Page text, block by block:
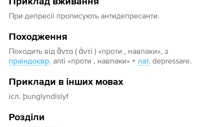
При депресії прописують антидепресанти.
Походження
Походить від ἄντα ( ἀντί ) «проти , навпаки», з
праіндоєвр. anti «проти , навпаки» + лат. depressare.
Приклади в інших мовах
ісл. þunglyndislyf
Розділи